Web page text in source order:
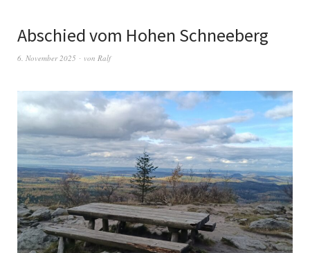
Abschied vom Hohen Schneeberg
6. November 2025 von Ralf